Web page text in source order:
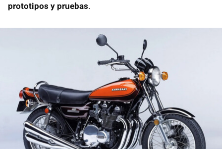
prototipos y pruebas.